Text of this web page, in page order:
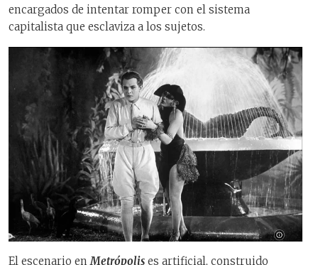
encargados de intentar romper con el sistema
capitalista que esclaviza a los sujetos.
El escenario enMetrópolis es artificial, construido